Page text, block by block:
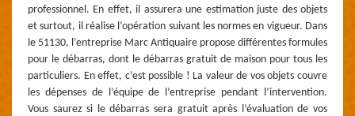
professionnel. En effet, il assurera une estimation juste des objets
et surtout, il réalise l’opération suivant les normes en vigueur. Dans
le 51130, l’entreprise Marc Antiquaire propose différentes formules
pour le débarras, dont le débarras gratuit de maison pour tous les
particuliers. En effet, c’est possible ! La valeur de vos objets couvre
les dépenses de l’équipe de l’entreprise pendant l’intervention.
Vous saurez si le débarras sera gratuit après l’évaluation de vos